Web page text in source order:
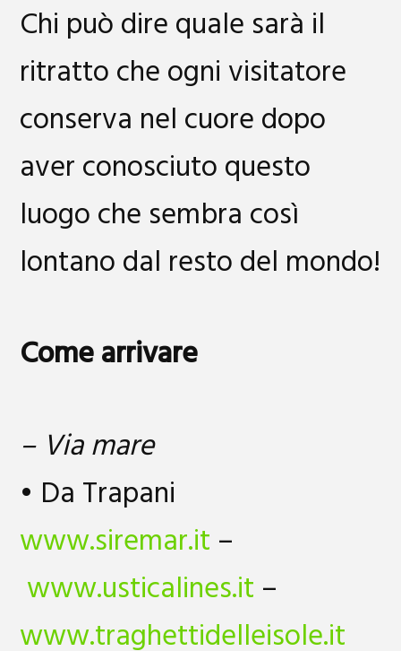
Chi può dire quale sarà il
ritratto che ogni visitatore
conserva nel cuore dopo
aver conosciuto questo
luogo che sembra così
lontano dal resto del mondo!
Come arrivare
– Via mare
• Da Trapani
www.siremar.it –
www.usticalines.it –
www.traghettidelleisole.it